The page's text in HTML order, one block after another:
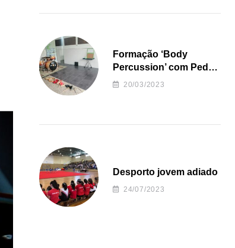
Formação ‘Body
Percussion’ com Pedro
Almeida
20/03/2023
Desporto jovem adiado
24/07/2023